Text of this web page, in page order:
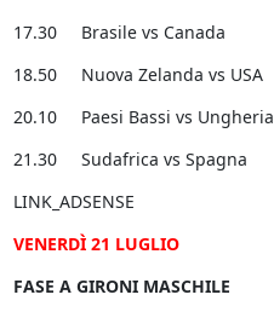
17.30 Brasile vs Canada
18.50 Nuova Zelanda vs USA
20.10 Paesi Bassi vs Ungheria
21.30 Sudafrica vs Spagna
LINK_ADSENSE
VENERDÌ 21 LUGLIO
FASE A GIRONI MASCHILE